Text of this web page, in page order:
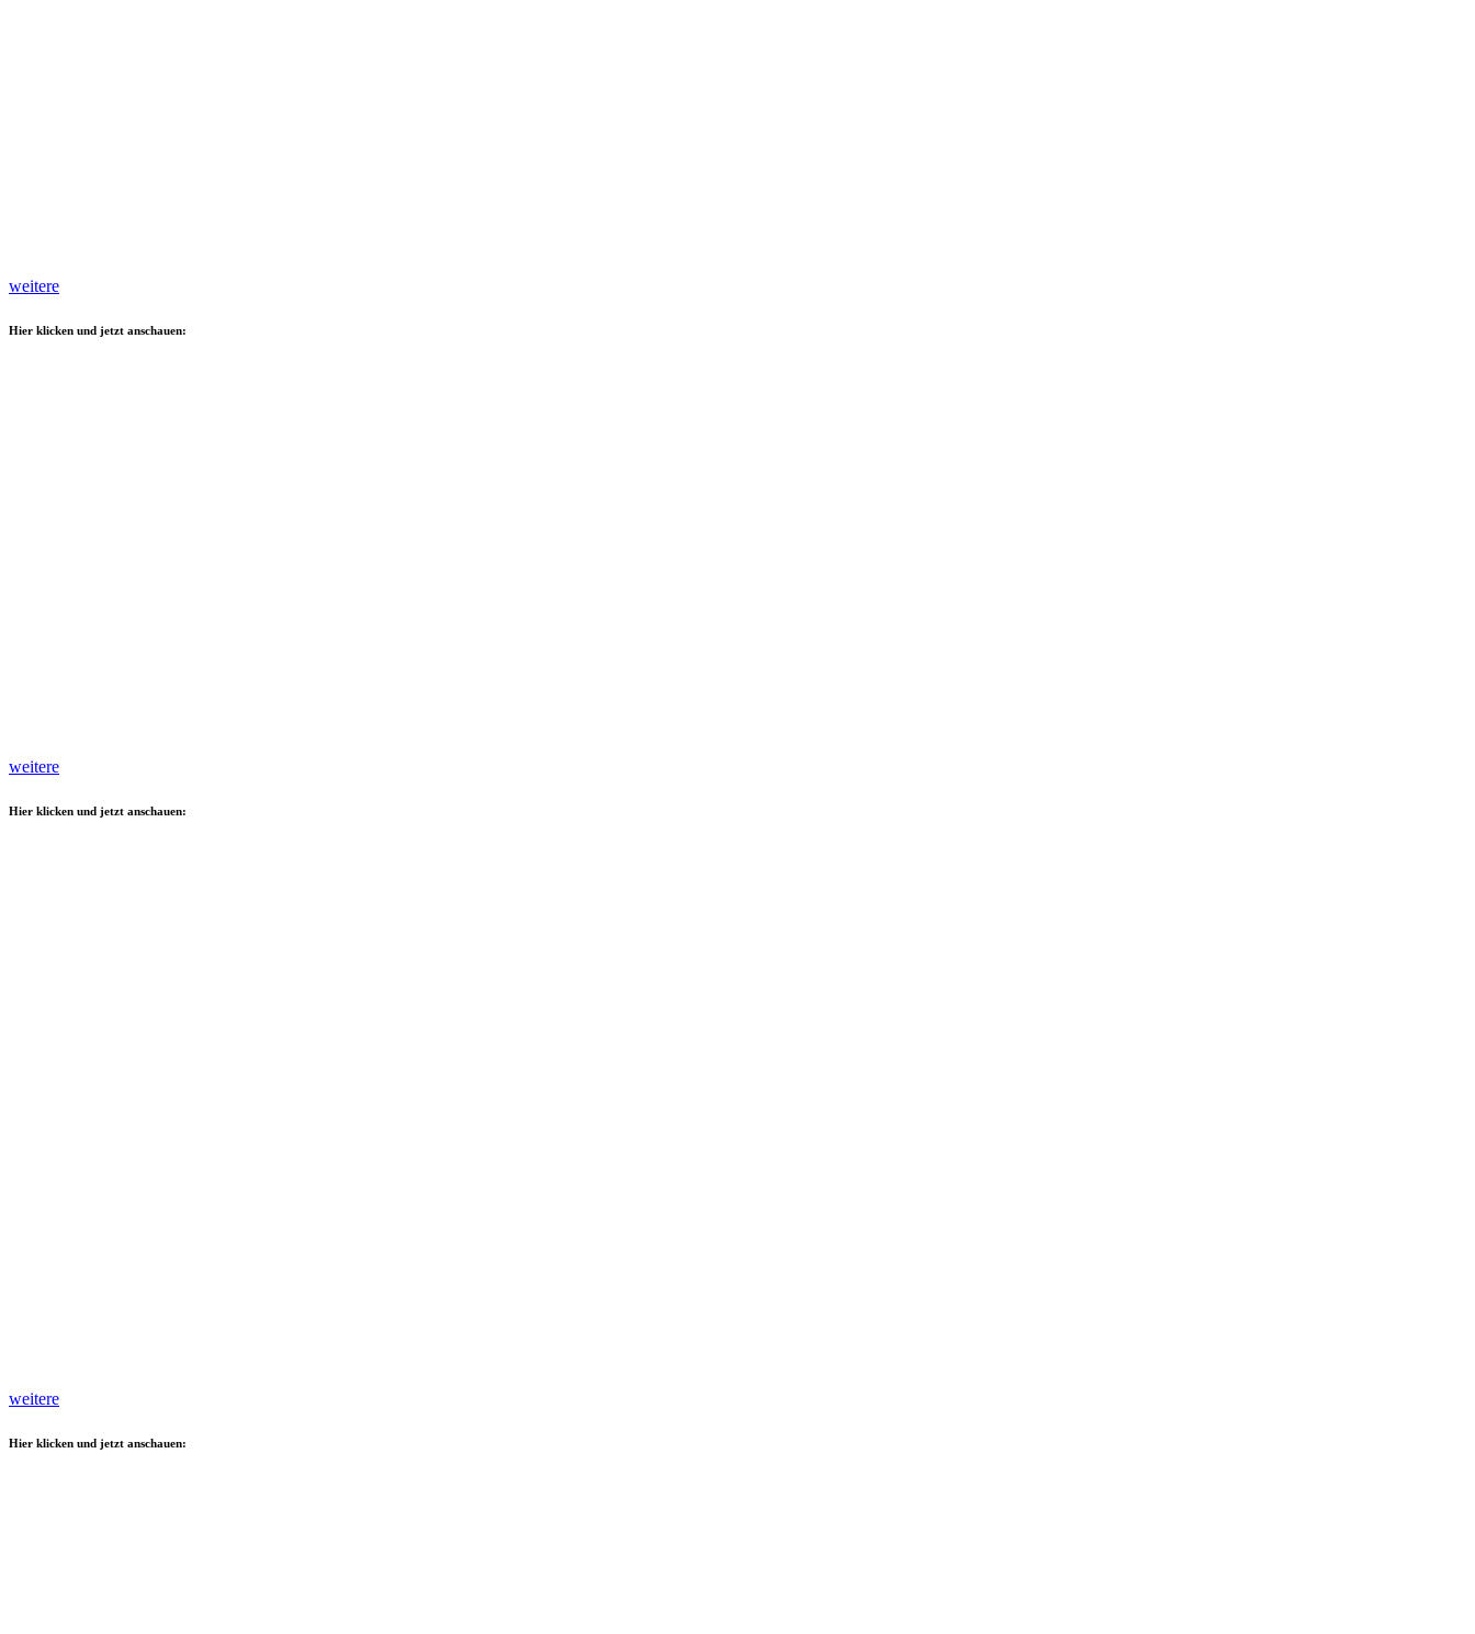
weitere
Hier klicken und jetzt anschauen:
weitere
Hier klicken und jetzt anschauen:
weitere
Hier klicken und jetzt anschauen: